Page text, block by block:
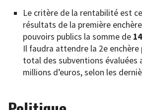
Le critère de la rentabilité est
résultats de la première
pouvoirs publics la somme de
Il faudra attendre la 2e
total des subventions évaluées
millions d’euros, selon les